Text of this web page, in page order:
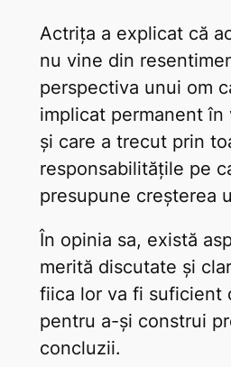
Actrița a explicat că
nu vine din
perspectiva unui om
implicat permanent în
și care a trecut prin
responsabilitățile pe
presupune creșterea
În opinia sa, există
merită discutate și
fiica lor va fi suficient
pentru a-și construi
concluzii.